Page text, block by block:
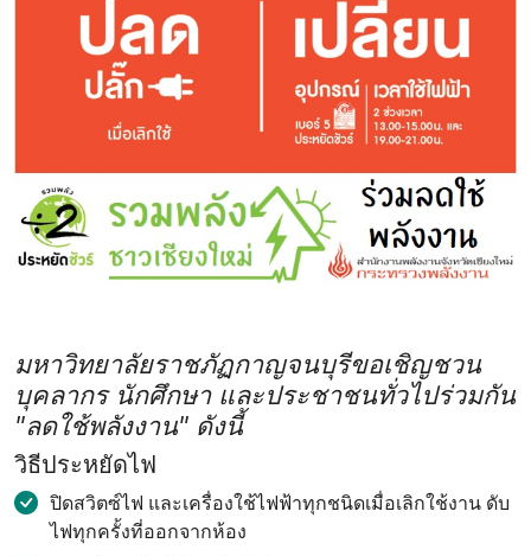
มหาวิทยาลัยราชภัฏกาญจนบุรีขอเชิญชวน
บุคลากร นักศึกษา และประชาชนทั่วไปร่วมกัน
"ลดใช้พลังงาน" ดังนี้
วิธีประหยัดไฟ
ปิดสวิตซ์ไฟ และเครื่องใช้ไฟฟ้าทุกชนิดเมื่อเลิกใช้งาน ดับ
ไฟทุกครั้งที่ออกจากห้อง